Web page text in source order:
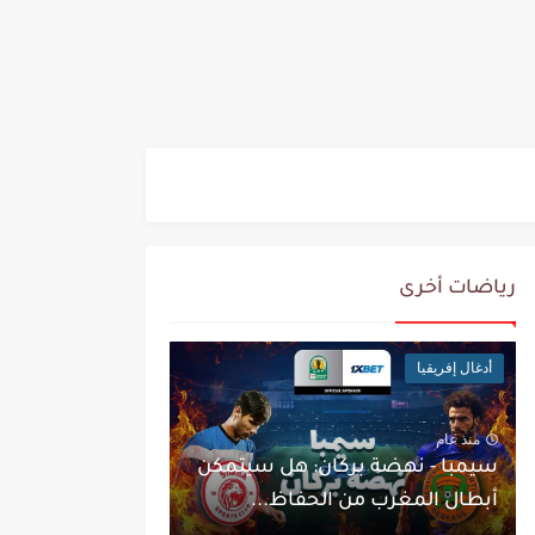
رياضات أخرى
أدغال إفريقيا
منذ عام
سيمبا - نهضة بركان: هل سيتمكن
أبطال المغرب من الحفاظ...